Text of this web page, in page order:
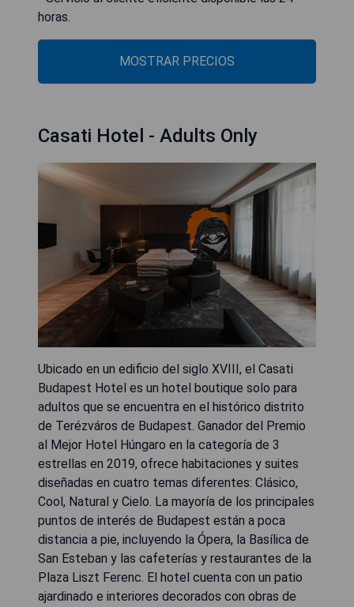
horas.
MOSTRAR PRECIOS
Casati Hotel - Adults Only
Ubicado en un edificio del siglo XVIII, el Casati
Budapest Hotel es un hotel boutique solo para
adultos que se encuentra en el histórico distrito
de Terézváros de Budapest. Ganador del Premio
al Mejor Hotel Húngaro en la categoría de 3
estrellas en 2019, ofrece habitaciones y suites
diseñadas en cuatro temas diferentes: Clásico,
Cool, Natural y Cielo. La mayoría de los principales
puntos de interés de Budapest están a poca
distancia a pie, incluyendo la Ópera, la Basílica de
San Esteban y las cafeterías y restaurantes de la
Plaza Liszt Ferenc. El hotel cuenta con un patio
ajardinado e interiores decorados con obras de